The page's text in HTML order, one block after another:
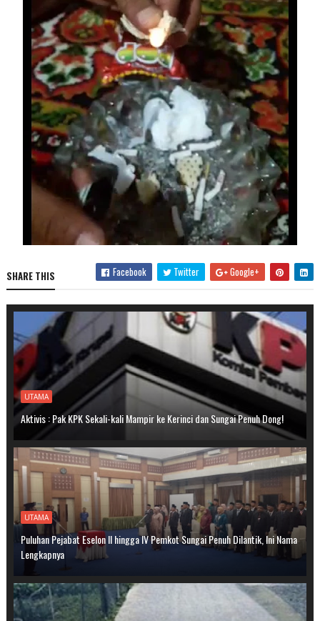
SHARE THIS Facebook Twitter Google+
UTAMA
Aktivis : Pak KPK Sekali-kali Mampir ke Kerinci dan Sungai Penuh Dong!
UTAMA
Puluhan Pejabat Eselon II hingga IV Pemkot Sungai Penuh Dilantik, Ini Nama
Lengkapnya